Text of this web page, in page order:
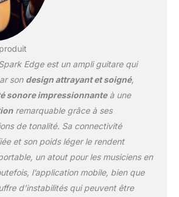
Bluetooth et connectez
l’enceinte au WiFi pour la
d’écoute avec la batterie
optionnelle. (batterie
vendue séparément)
Edge est un ampli guitare qui
son design attrayant et soigné,
sonore impressionnanteà une
remarquable grâce à ses
de tonalité. Sa connectivité
et son poids léger le rendent
un atout pour les musiciens en
l’application mobile, bien que
d’instabilités qui peuvent être